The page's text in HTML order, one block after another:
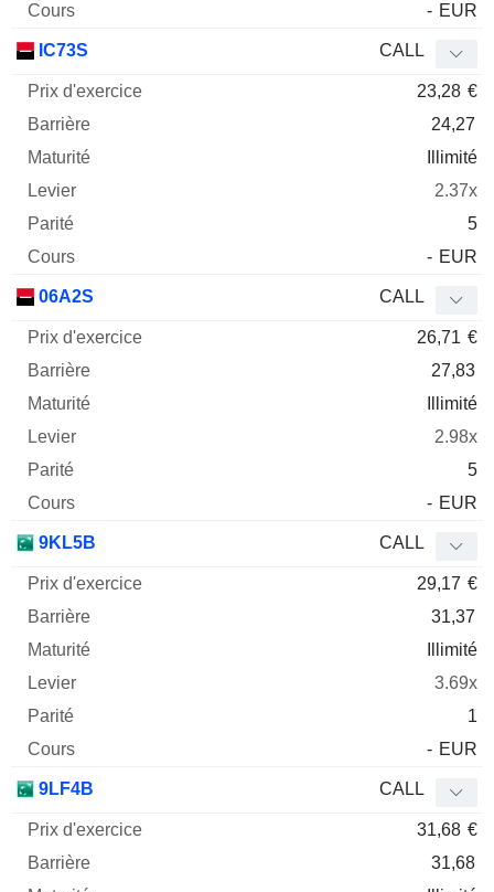
- EUR
IC73S CALL
23,28 €
24,27
Illimité
2.37x
5
- EUR
06A2S CALL
26,71 €
27,83
Illimité
2.98x
5
- EUR
9KL5B CALL
29,17 €
31,37
Illimité
3.69x
1
- EUR
9LF4B CALL
31,68 €
31,68